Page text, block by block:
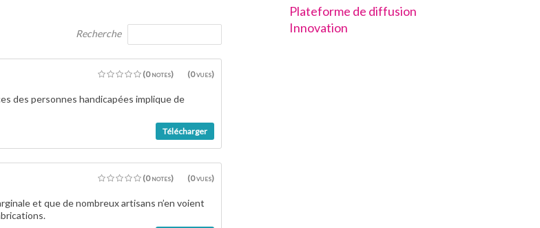
Recherche
(0 vues)
(0 notes)
des personnes handicapées implique de
Télécharger
(0 vues)
(0 notes)
et que de nombreux artisans n’en voient
Plateforme de diffusion
Innovation